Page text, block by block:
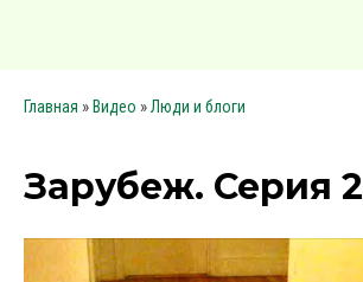
Главная » Видео »Люди и блоги
Зарубеж. Серия 2